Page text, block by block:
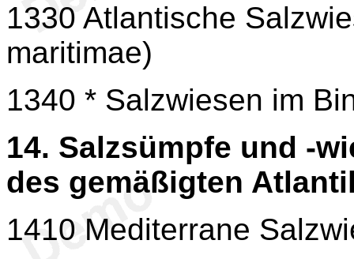
1330 Atlantische
maritimae)
1340 * Salzwiesen im
14. Salzsümpfe und -
des gemäßigten
1410 Mediterrane